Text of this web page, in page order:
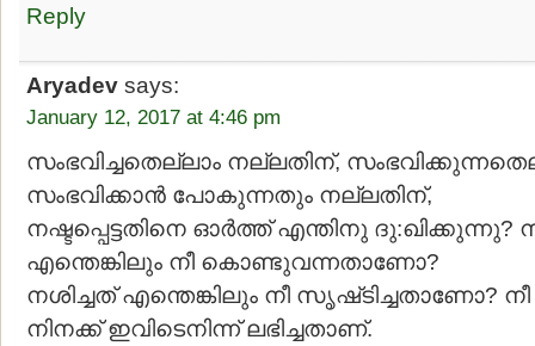
Reply
Aryadev says:
January 12, 2017 at 4:46 pm
സംഭവിച്ചതെല്ലാം നല്ലതിന്,
സംഭവിക്കാൻ പോകുന്നതും നല്ലതിന്,
നഷ്ടപ്പെട്ടതിനെ ഓർത്ത്‌ എന്തിനു ദു:ഖിക്കുന്നു?
എന്തെങ്കിലും നീ കൊണ്ടുവന്നതാണോ?
നശിച്ചത് എന്തെങ്കിലും നീ സൃഷ്‌ടിച്ചതാണോ?
നിനക്ക്‌ ഇവിടെനിന്ന് ലഭിച്ചതാണ്.